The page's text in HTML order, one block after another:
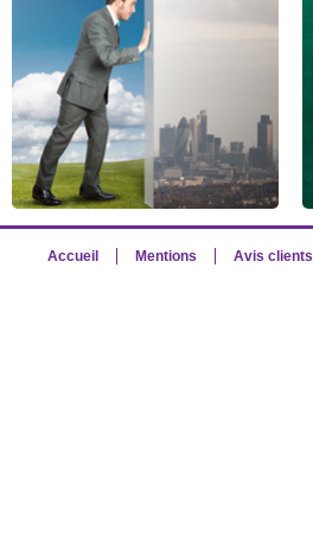
Accueil Mentions Avis clients